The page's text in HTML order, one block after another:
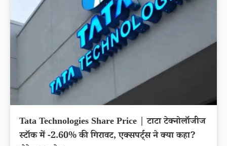
Tata Technologies Share Price | टाटा टेक्नोलॉजीज
स्टॉक में -2.60% की गिरावट, एक्सपर्ट्स ने क्या कहा?